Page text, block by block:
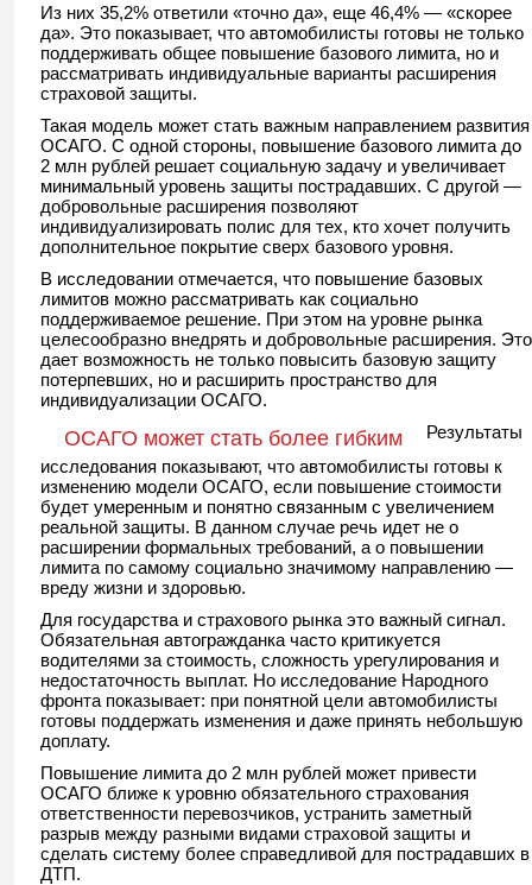
Из них 35,2% ответили «точно да», еще 46,4% — «скорее
да». Это показывает, что автомобилисты готовы не только
поддерживать общее повышение базового лимита, но и
рассматривать индивидуальные варианты расширения
страховой защиты.
Такая модель может стать важным направлением развития
ОСАГО. С одной стороны, повышение базового лимита до
2 млн рублей решает социальную задачу и увеличивает
минимальный уровень защиты пострадавших. С другой —
добровольные расширения позволяют
индивидуализировать полис для тех, кто хочет получить
дополнительное покрытие сверх базового уровня.
В исследовании отмечается, что повышение базовых
лимитов можно рассматривать как социально
поддерживаемое решение. При этом на уровне рынка
целесообразно внедрять и добровольные расширения. Это
дает возможность не только повысить базовую защиту
потерпевших, но и расширить пространство для
индивидуализации ОСАГО.
ОСАГО может стать более гибким
Результаты
исследования показывают, что автомобилисты готовы к
изменению модели ОСАГО, если повышение стоимости
будет умеренным и понятно связанным с увеличением
реальной защиты. В данном случае речь идет не о
расширении формальных требований, а о повышении
лимита по самому социально значимому направлению —
вреду жизни и здоровью.
Для государства и страхового рынка это важный сигнал.
Обязательная автогражданка часто критикуется
водителями за стоимость, сложность урегулирования и
недостаточность выплат. Но исследование Народного
фронта показывает: при понятной цели автомобилисты
готовы поддержать изменения и даже принять небольшую
доплату.
Повышение лимита до 2 млн рублей может привести
ОСАГО ближе к уровню обязательного страхования
ответственности перевозчиков, устранить заметный
разрыв между разными видами страховой защиты и
сделать систему более справедливой для пострадавших в
ДТП.